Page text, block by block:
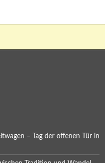
– Tag der offenen Tür in